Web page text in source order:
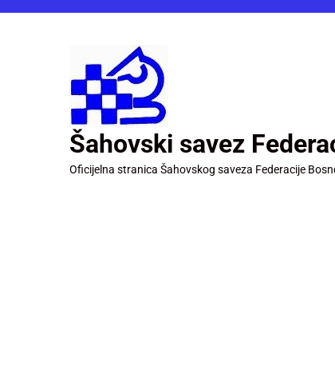
Šahovski savez
Oficijelna stranica Šahovskog saveza Federacije